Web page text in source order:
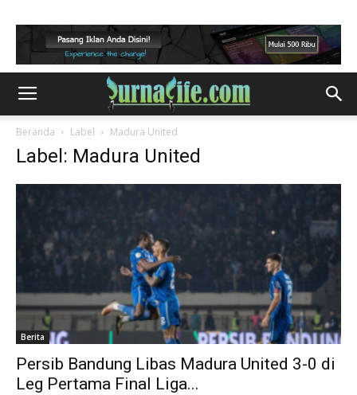
Beranda Label Madura United
Label: Madura United
Berita
Persib Bandung Libas Madura United 3-0 di
Leg Pertama Final Liga...